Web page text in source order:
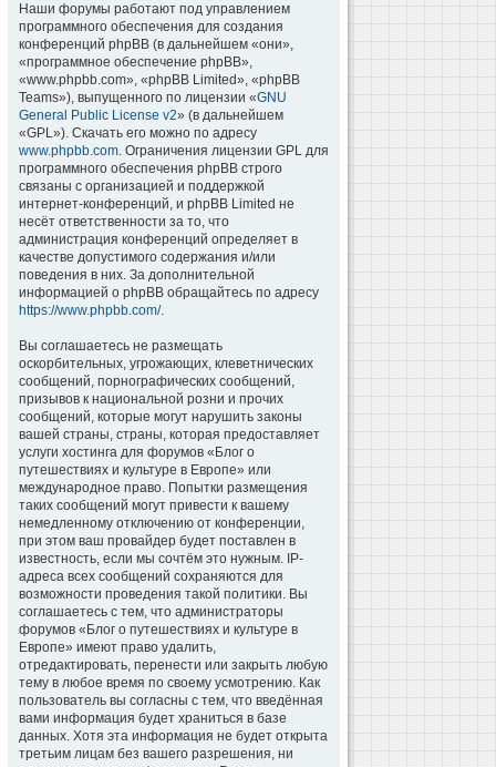
Наши форумы работают под управлением
программного обеспечения для создания
конференций phpBB (в дальнейшем «они»,
«программное обеспечение phpBB»,
«www.phpbb.com», «phpBB Limited», «phpBB
Teams»), выпущенного по лицензии «GNU
General Public License v2» (в дальнейшем
«GPL»). Скачать его можно по адресу
www.phpbb.com. Ограничения лицензии GPL для
программного обеспечения phpBB строго
связаны с организацией и поддержкой
интернет-конференций, и phpBB Limited не
несёт ответственности за то, что
администрация конференций определяет в
качестве допустимого содержания и/или
поведения в них. За дополнительной
информацией о phpBB обращайтесь по адресу
https://www.phpbb.com/.
Вы соглашаетесь не размещать
оскорбительных, угрожающих, клеветнических
сообщений, порнографических сообщений,
призывов к национальной розни и прочих
сообщений, которые могут нарушить законы
вашей страны, страны, которая предоставляет
услуги хостинга для форумов «Блог о
путешествиях и культуре в Европе» или
международное право. Попытки размещения
таких сообщений могут привести к вашему
немедленному отключению от конференции,
при этом ваш провайдер будет поставлен в
известность, если мы сочтём это нужным. IP-
адреса всех сообщений сохраняются для
возможности проведения такой политики. Вы
соглашаетесь с тем, что администраторы
форумов «Блог о путешествиях и культуре в
Европе» имеют право удалить,
отредактировать, перенести или закрыть любую
тему в любое время по своему усмотрению. Как
пользователь вы согласны с тем, что введённая
вами информация будет храниться в базе
данных. Хотя эта информация не будет открыта
третьим лицам без вашего разрешения, ни